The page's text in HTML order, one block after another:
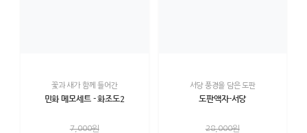
꽃과 새가 함께 들어간
민화 메모세트 - 화조도2
7,000원
서당 풍경을 담은 도판
도판액자-서당
28,000원